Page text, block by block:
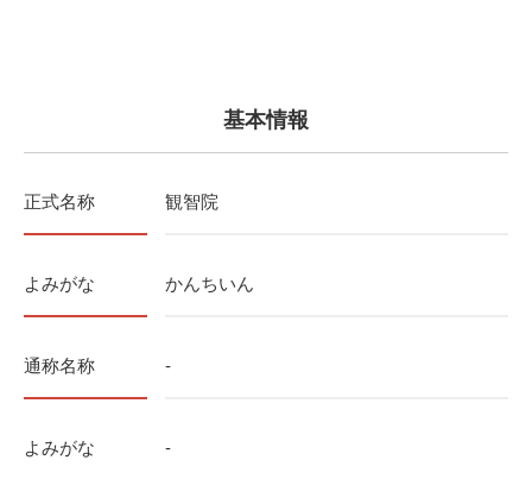
基本情報
正式名称 観智院
よみがな かんちいん
通称名称 -
よみがな -